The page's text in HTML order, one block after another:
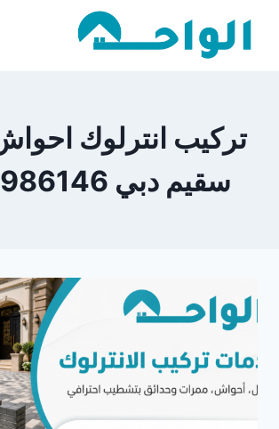
تركيب انترلوك
سقيم دبي 0561986146